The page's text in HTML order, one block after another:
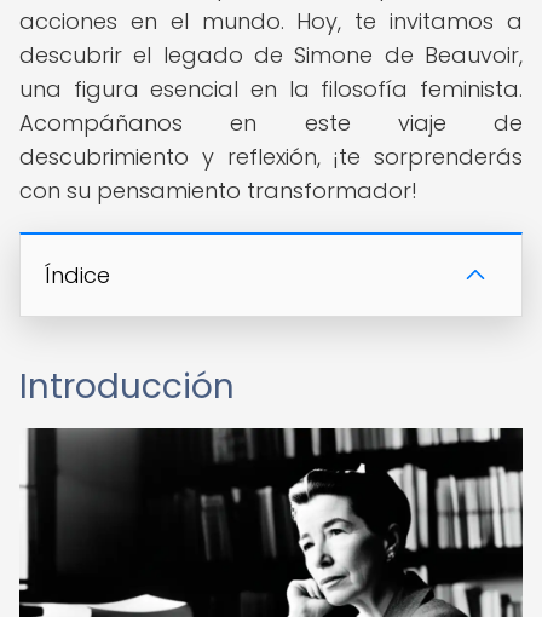
acciones en el mundo. Hoy, te invitamos a
descubrir el legado de Simone de Beauvoir,
una figura esencial en la filosofía feminista.
Acompáñanos en este viaje de
descubrimiento y reflexión, ¡te sorprenderás
con su pensamiento transformador!
Índice
Introducción